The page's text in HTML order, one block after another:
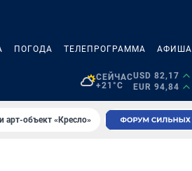
ПОГОДА ТЕЛЕПРОГРАММА АФИША
СЕЙЧАС
+21°C
USD 82,17
EUR 94,84
арт-объект «Кресло»